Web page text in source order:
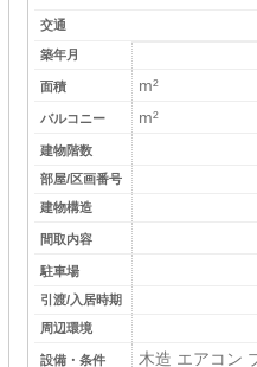
交通
築年月
面積 m²
バルコニー m²
建物階数
部屋/区画番号
建物構造
間取内容
駐車場
引渡/入居時期
周辺環境
設備・条件 木造 エアコン